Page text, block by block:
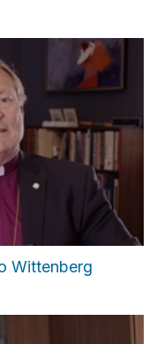
Wittenberg